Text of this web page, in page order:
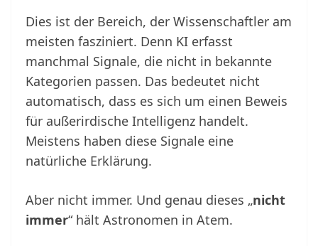
Dies ist der Bereich, der Wissenschaftler am
meisten fasziniert. Denn KI erfasst
manchmal Signale, die nicht in bekannte
Kategorien passen. Das bedeutet nicht
automatisch, dass es sich um einen Beweis
für außerirdische Intelligenz handelt.
Meistens haben diese Signale eine
natürliche Erklärung.
Aber nicht immer. Und genau dieses „nicht
immer“ hält Astronomen in Atem.